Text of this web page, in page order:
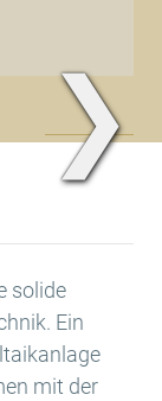
❯
solide
Ein
mit der